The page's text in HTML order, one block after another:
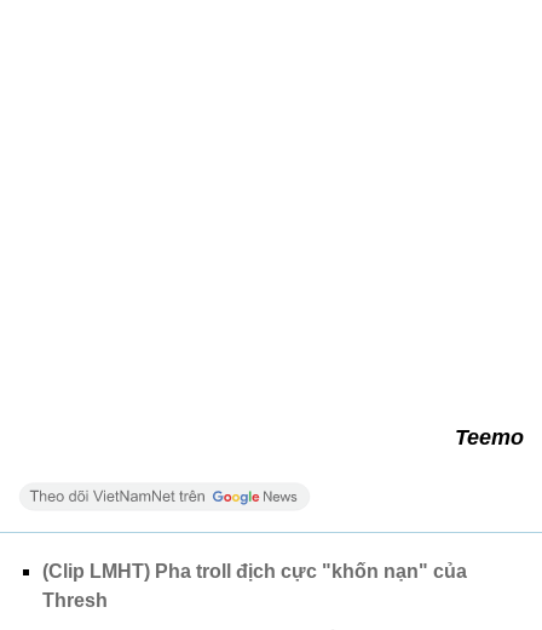
Teemo
(Clip LMHT) Pha troll địch cực "khốn nạn" của
Thresh